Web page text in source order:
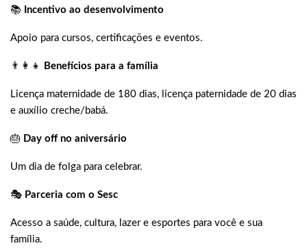
📚 Incentivo ao desenvolvimento
Apoio para cursos, certificações e eventos.
👨‍👩‍👧 Benefícios para a família
Licença maternidade de 180 dias, licença paternidade de 20 dias
e auxílio creche/babá.
🎂 Day off no aniversário
Um dia de folga para celebrar.
🎭 Parceria com o Sesc
Acesso a saúde, cultura, lazer e esportes para você e sua
família.